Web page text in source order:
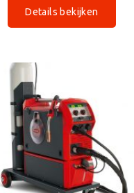
Details bekijken